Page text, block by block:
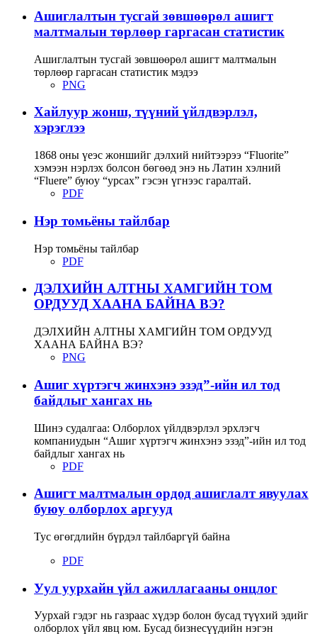
Ашиглалтын тусгай зөвшөөрөл ашигт
малтмалын төрлөөр гаргасан статистик
Ашиглалтын тусгай зөвшөөрөл ашигт малтмалын
төрлөөр гаргасан статистик мэдээ
PNG
Хайлуур жонш, түүний үйлдвэрлэл,
хэрэглээ
1868 оны үеэс жоншийг дэлхий нийтээрээ “Fluorite”
хэмээн нэрлэх болсон бөгөөд энэ нь Латин хэлний
“Fluere” буюу “урсах” гэсэн үгнээс гаралтай.
PDF
Нэр томьёны тайлбар
Нэр томьёны тайлбар
PDF
ДЭЛХИЙН АЛТНЫ ХАМГИЙН ТОМ
ОРДУУД ХААНА БАЙНА ВЭ?
ДЭЛХИЙН АЛТНЫ ХАМГИЙН ТОМ ОРДУУД
ХААНА БАЙНА ВЭ?
PNG
Ашиг хүртэгч жинхэнэ эзэд”-ийн ил тод
байдлыг хангах нь
Шинэ судалгаа: Олборлох үйлдвэрлэл эрхлэгч
компаниудын “Ашиг хүртэгч жинхэнэ эзэд”-ийн ил тод
байдлыг хангах нь
PDF
Ашигт малтмалын ордод ашиглалт явуулах
буюу олборлох аргууд
Тус өгөгдлийн бүрдэл тайлбаргүй байна
PDF
Уул уурхайн үйл ажиллагааны онцлог
Уурхай гэдэг нь газраас хүдэр болон бусад түүхий эдийг
олборлох үйл явц юм. Бусад бизнесүүдийн нэгэн